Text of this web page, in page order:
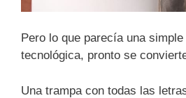
Pero lo que parecía una
tecnológica, pronto se
Una trampa con todas las